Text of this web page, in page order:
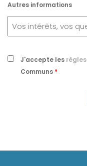
Autres informations
J'accepte les
Communs *